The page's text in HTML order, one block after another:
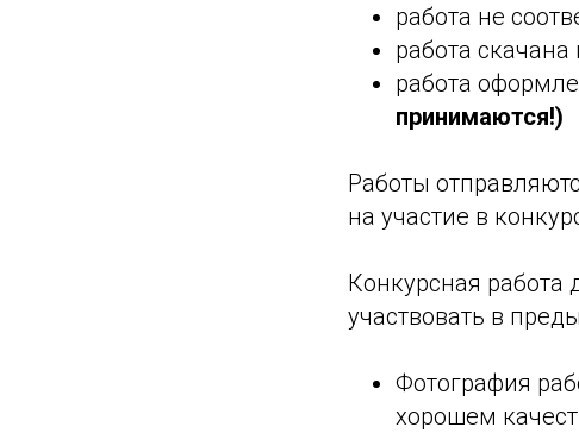
работа не
работа скачана
работа
принимаются!)
Работы
на участие в
Конкурсная работа
участвовать в
Фотография
хорошем